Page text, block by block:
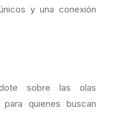
y una conexión
sobre las olas
quienes buscan